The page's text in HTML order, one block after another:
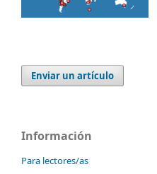
Enviar un artículo
Información
Para lectores/as